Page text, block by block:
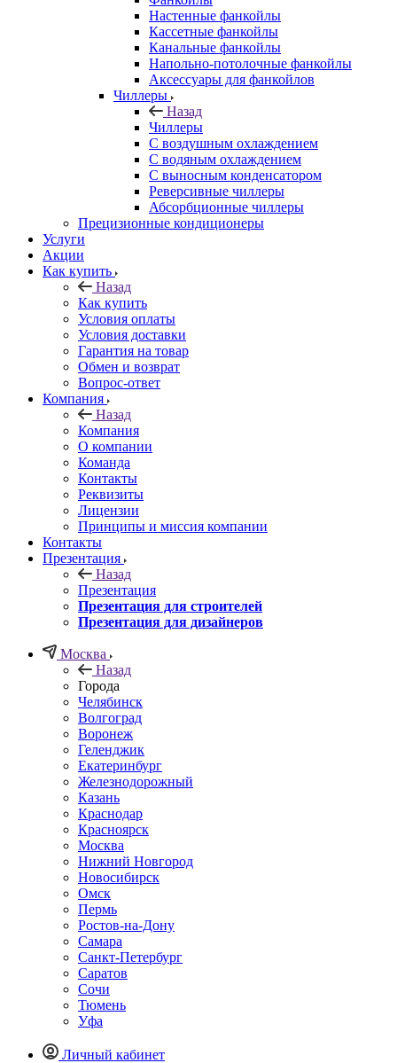
Настенные фанкойлы
Кассетные фанкойлы
Канальные фанкойлы
Напольно-потолочные фанкойлы
Аксессуары для фанкойлов
Чиллеры
Назад
Чиллеры
С воздушным охлаждением
С водяным охлаждением
С выносным конденсатором
Реверсивные чиллеры
Абсорбционные чиллеры
Прецизионные кондиционеры
Услуги
Акции
Как купить
Назад
Как купить
Условия оплаты
Условия доставки
Гарантия на товар
Обмен и возврат
Вопрос-ответ
Компания
Назад
Компания
О компании
Команда
Контакты
Реквизиты
Лицензии
Принципы и миссия компании
Контакты
Презентация
Назад
Презентация
Презентация для строителей
Презентация для дизайнеров
Москва
Назад
Города
Челябинск
Волгоград
Воронеж
Геленджик
Екатеринбург
Железнодорожный
Казань
Краснодар
Красноярск
Москва
Нижний Новгород
Новосибирск
Омск
Пермь
Ростов-на-Дону
Самара
Санкт-Петербург
Саратов
Сочи
Тюмень
Уфа
Личный кабинет